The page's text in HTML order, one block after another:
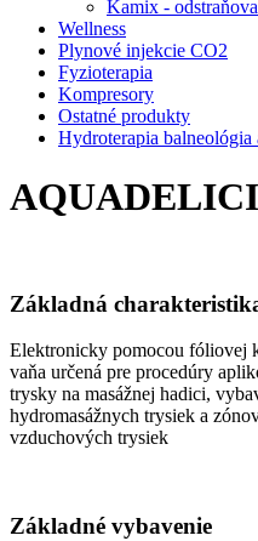
Kamix -
Wellness
Plynové injekcie CO2
Fyzioterapia
Kompresory
Ostatné produkty
Hydroterapia balneológia
Základná
Elektronicky pomocou fóliovej
vaňa určená pre procedúry
trysky na masážnej hadici,
hydromasážnych trysiek a
vzduchových trysiek
Základné vybavenie